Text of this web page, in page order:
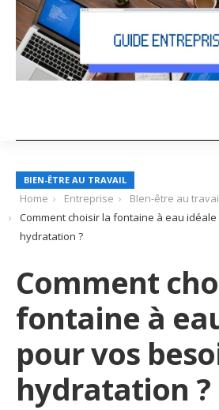
BIEN-ÊTRE AU TRAVAIL
Home Entreprise
BIen-être au
Comment choisir la fontaine à eau
hydratation ?
Comment
fontaine à
pour vos
hydratation ?